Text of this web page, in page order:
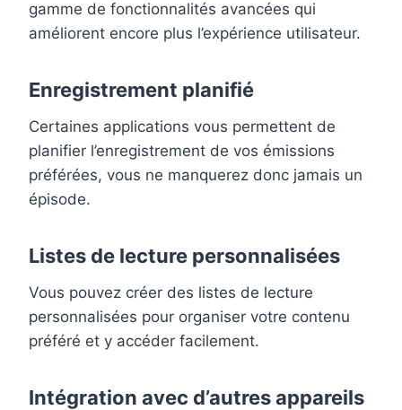
gamme de fonctionnalités avancées qui
améliorent encore plus l’expérience utilisateur.
Enregistrement planifié
Certaines applications vous permettent de
planifier l’enregistrement de vos émissions
préférées, vous ne manquerez donc jamais un
épisode.
Listes de lecture personnalisées
Vous pouvez créer des listes de lecture
personnalisées pour organiser votre contenu
préféré et y accéder facilement.
Intégration avec d’autres appareils